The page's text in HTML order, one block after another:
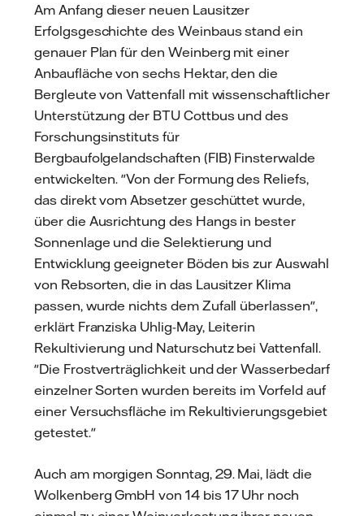
Am Anfang dieser neuen Lausitzer
Erfolgsgeschichte des Weinbaus stand ein
genauer Plan für den Weinberg mit einer
Anbaufläche von sechs Hektar, den die
Bergleute von Vattenfall mit wissenschaftlicher
Unterstützung der BTU Cottbus und des
Forschungsinstituts für
Bergbaufolgelandschaften (FIB) Finsterwalde
entwickelten. "Von der Formung des Reliefs,
das direkt vom Absetzer geschüttet wurde,
über die Ausrichtung des Hangs in bester
Sonnenlage und die Selektierung und
Entwicklung geeigneter Böden bis zur Auswahl
von Rebsorten, die in das Lausitzer Klima
passen, wurde nichts dem Zufall überlassen",
erklärt Franziska Uhlig-May, Leiterin
Rekultivierung und Naturschutz bei Vattenfall.
"Die Frostverträglichkeit und der Wasserbedarf
einzelner Sorten wurden bereits im Vorfeld auf
einer Versuchsfläche im Rekultivierungsgebiet
getestet."
Auch am morgigen Sonntag, 29. Mai, lädt die
Wolkenberg GmbH von 14 bis 17 Uhr noch